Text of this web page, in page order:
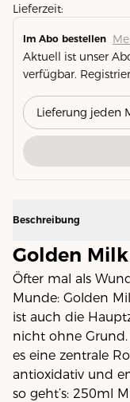
Lieferzeit:
Im Abo bestellen
Aktuell ist unser
verfügbar.
Beschreibung
Golden
Öfter mal als
Munde: Golden
ist auch die
nicht ohne
es eine zentrale
antioxidativ und
so geht’s: 250ml